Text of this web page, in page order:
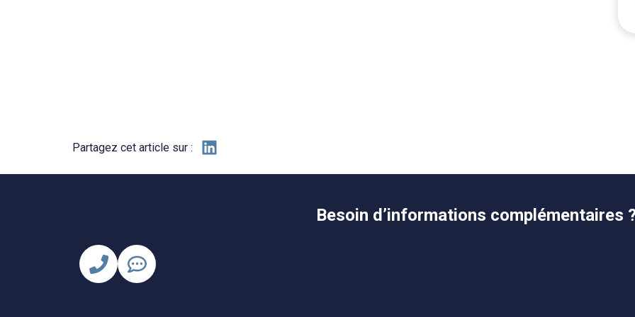
Partagez cet article sur :
Besoin d’informations complémentaires